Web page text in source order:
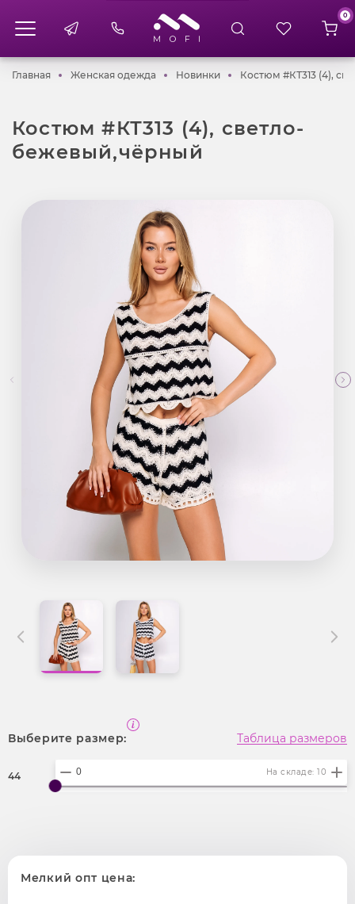
0
ГлавнаяГлавнаяЖенская одежда Женская одежда
НовинкиНовинкиКостюм #КТ313 (4),
Костюм #КТ313 (4), светло-
бежевый,чёрный
Выберите размер: Таблица размеров
44 На складе: 10
Мелкий опт цена: